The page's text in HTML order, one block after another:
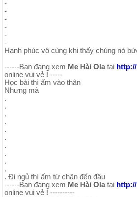
-
-
-
-
-
-
Hạnh phúc vô cùng khi thấy chúng nó
------Bạn đang xem Me Hài Ola tại
online vui vẻ ! -----
Học bài thì ấm vào thân
Nhưng mà
.
.
.
.
.
.
.
.
.
.
. Đi ngủ thì ấm từ chân đến đầu
------Bạn đang xem Me Hài Ola tại
online vui vẻ ! ----------